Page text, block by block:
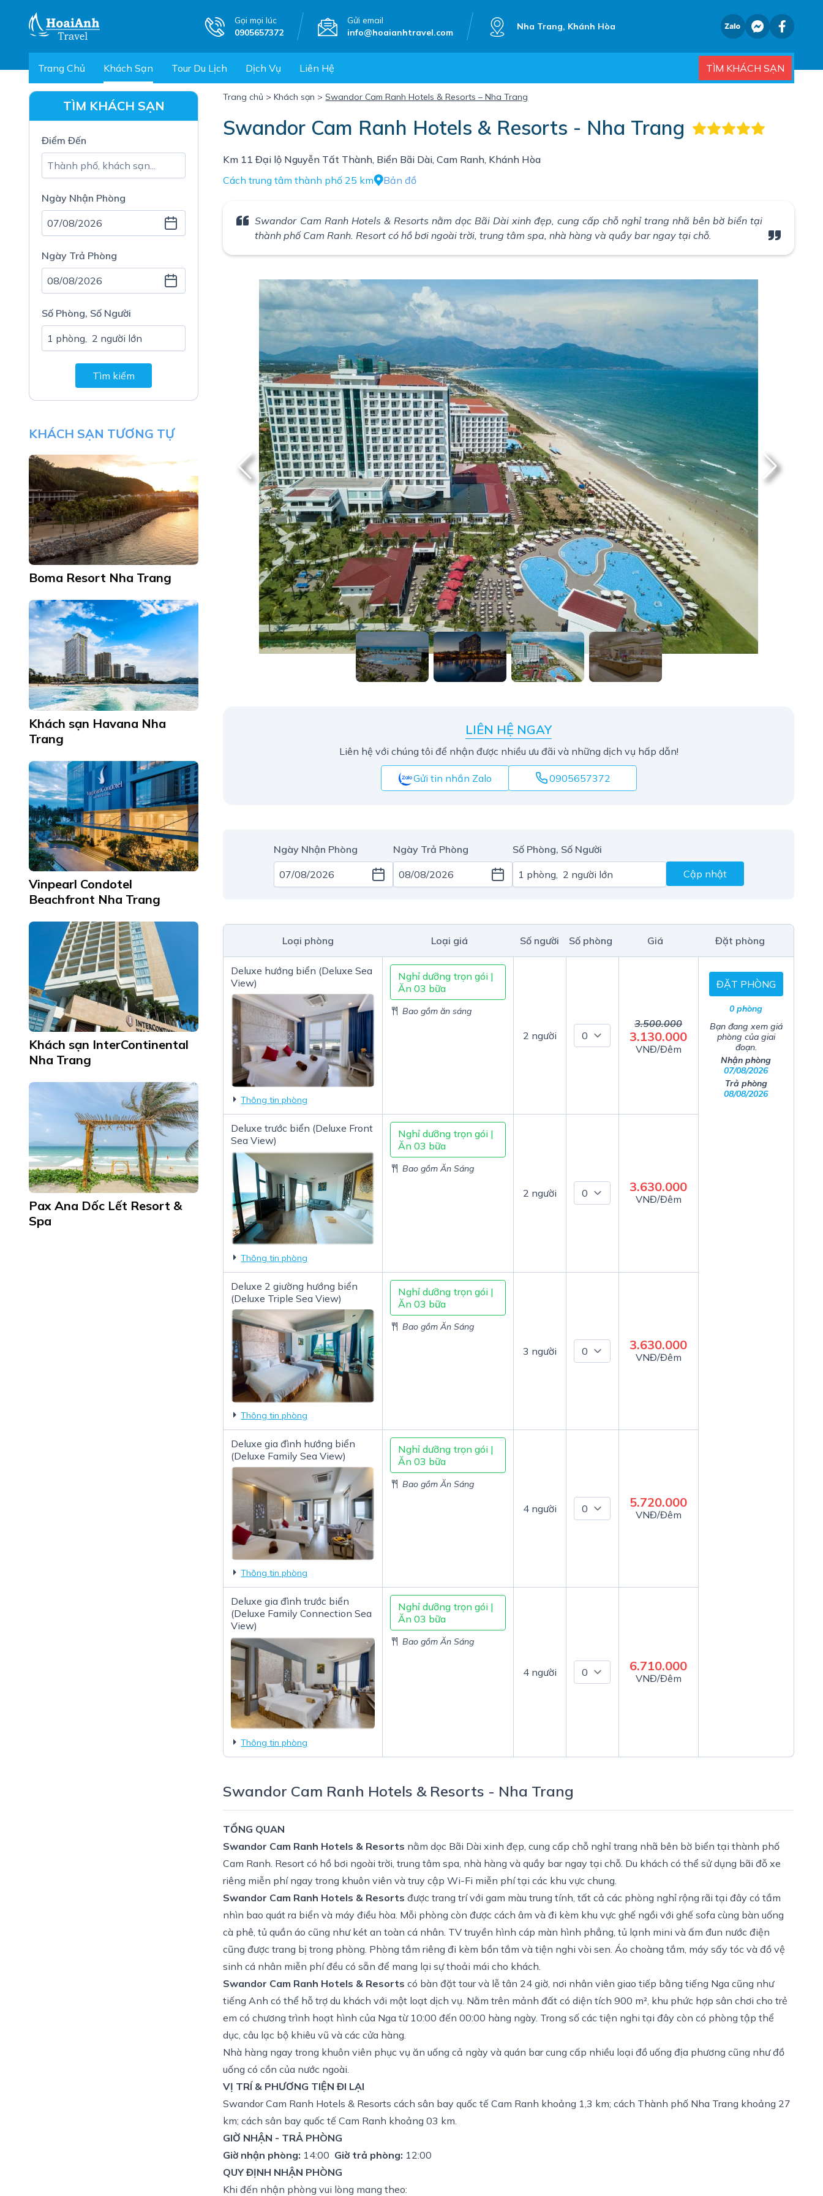
Gọi mọi lúc
0905657372
Gửi email
info@hoaianhtravel.com
Nha Trang, Khánh Hòa
Trang Chủ Khách Sạn Tour Du Lịch Dịch Vụ Liên Hệ TÌM KHÁCH SẠN
Trang chủ > Khách sạn > Swandor Cam Ranh Hotels & Resorts – Nha Trang
Swandor Cam Ranh Hotels & Resorts - Nha Trang
Km 11 Đại lộ Nguyễn Tất Thành, Biển Bãi Dài, Cam Ranh, Khánh Hòa
Cách trung tâm thành phố 25 km
Bản đồ
Swandor Cam Ranh Hotels & Resorts nằm dọc Bãi Dài xinh đẹp, cung cấp chỗ nghỉ trang nhã bên bờ biển tại
thành phố Cam Ranh. Resort có hồ bơi ngoài trời, trung tâm spa, nhà hàng và quầy bar ngay tại chỗ.
LIÊN HỆ NGAY
Liên hệ với chúng tôi để nhận được nhiều ưu đãi và những dịch vụ hấp dẫn!
0905657372
Gửi tin nhắn Zalo
Ngày Nhận Phòng Ngày Trả Phòng
Số Phòng, Số Người
Cập nhật
Loại phòng Loại giá Số người Số phòng Giá Đặt phòng
Deluxe hướng biển (Deluxe Sea
View)
Thông tin phòng
Nghỉ dưỡng trọn gói |
Ăn 03 bữa
Bao gồm ăn sáng
2 người
3.500.000
3.130.000
VNĐ/Đêm
Deluxe trước biển (Deluxe Front
Sea View)
Thông tin phòng
Nghỉ dưỡng trọn gói |
Ăn 03 bữa
Bao gồm Ăn Sáng
2 người 3.630.000
VNĐ/Đêm
Deluxe 2 giường hướng biển
(Deluxe Triple Sea View)
Thông tin phòng
Nghỉ dưỡng trọn gói |
Ăn 03 bữa
Bao gồm Ăn Sáng
3 người 3.630.000
VNĐ/Đêm
Deluxe gia đình hướng biển
(Deluxe Family Sea View)
Thông tin phòng
Nghỉ dưỡng trọn gói |
Ăn 03 bữa
Bao gồm Ăn Sáng
4 người 5.720.000
VNĐ/Đêm
Deluxe gia đình trước biển
(Deluxe Family Connection Sea
View)
Thông tin phòng
Nghỉ dưỡng trọn gói |
Ăn 03 bữa
Bao gồm Ăn Sáng
4 người 6.710.000
VNĐ/Đêm
ĐẶT PHÒNG
0 phòng
Bạn đang xem giá
phòng của giai
đoạn.
Nhận phòng
07/08/2026
Trả phòng
08/08/2026
Swandor Cam Ranh Hotels & Resorts - Nha Trang
TỔNG QUAN
Swandor Cam Ranh Hotels & Resorts nằm dọc Bãi Dài xinh đẹp, cung cấp chỗ nghỉ trang nhã bên bờ biển tại thành phố
Cam Ranh. Resort có hồ bơi ngoài trời, trung tâm spa, nhà hàng và quầy bar ngay tại chỗ. Du khách có thể sử dụng bãi đỗ xe
riêng miễn phí ngay trong khuôn viên và truy cập Wi-Fi miễn phí tại các khu vực chung.
Swandor Cam Ranh Hotels & Resorts được trang trí với gam màu trung tính, tất cả các phòng nghỉ rộng rãi tại đây có tầm
nhìn bao quát ra biển và máy điều hòa. Mỗi phòng còn được cách âm và đi kèm khu vực ghế ngồi với ghế sofa cùng bàn uống
cà phê, tủ quần áo cũng như két an toàn cá nhân. TV truyền hình cáp màn hình phẳng, tủ lạnh mini và ấm đun nước điện
cũng được trang bị trong phòng. Phòng tắm riêng đi kèm bồn tắm và tiện nghi vòi sen. Áo choàng tắm, máy sấy tóc và đồ vệ
sinh cá nhân miễn phí đều có sẵn để mang lại sự thoải mái cho khách.
Swandor Cam Ranh Hotels & Resorts có bàn đặt tour và lễ tân 24 giờ, nơi nhân viên giao tiếp bằng tiếng Nga cũng như
tiếng Anh có thể hỗ trợ du khách với một loạt dịch vụ. Nằm trên mảnh đất có diện tích 900 m², khu phức hợp sân chơi cho trẻ
em có chương trình hoạt hình của Nga từ 10:00 đến 00:00 hàng ngày. Trong số các tiện nghi tại đây còn có phòng tập thể
dục, câu lạc bộ khiêu vũ và các cửa hàng.
Nhà hàng ngay trong khuôn viên phục vụ ăn uống cả ngày và quán bar cung cấp nhiều loại đồ uống địa phương cũng như đồ
uống có cồn của nước ngoài.
VỊ TRÍ & PHƯƠNG TIỆN ĐI LẠI
Swandor Cam Ranh Hotels & Resorts cách sân bay quốc tế Cam Ranh khoảng 1,3 km; cách Thành phố Nha Trang khoảng 27
km; cách sân bay quốc tế Cam Ranh khoảng 03 km.
GIỜ NHẬN - TRẢ PHÒNG
Giờ nhận phòng: 14:00 Giờ trả phòng: 12:00
QUY ĐỊNH NHẬN PHÒNG
Khi đến nhận phòng vui lòng mang theo:
TÌM KHÁCH SẠN
Điểm Đến
Ngày Nhận Phòng
Ngày Trả Phòng
Số Phòng, Số Người
Tìm kiếm
KHÁCH SẠN TƯƠNG TỰ
Boma Resort Nha Trang
Khách sạn Havana Nha
Trang
Vinpearl Condotel
Beachfront Nha Trang
Khách sạn InterContinental
Nha Trang
Pax Ana Dốc Lết Resort &
Spa